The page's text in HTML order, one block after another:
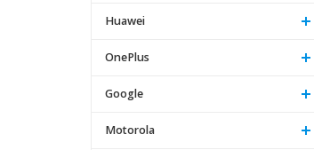
Huawei
OnePlus
Google
Motorola